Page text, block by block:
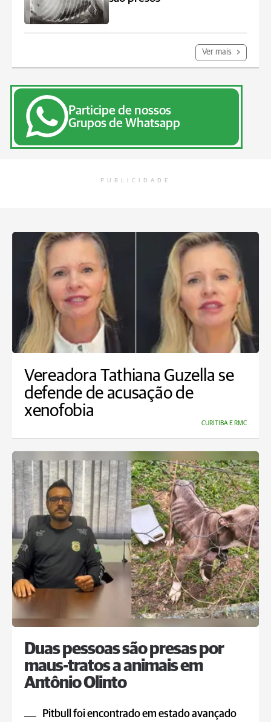
Ver mais
Participe de nossos
Grupos de Whatsapp
PUBLICIDADE
Vereadora Tathiana Guzella se
defende de acusação de
xenofobia
CURITIBA E RMC
Duas pessoas são presas por
maus-tratos a animais em
Antônio Olinto
Pitbull foi encontrado em estado avançado